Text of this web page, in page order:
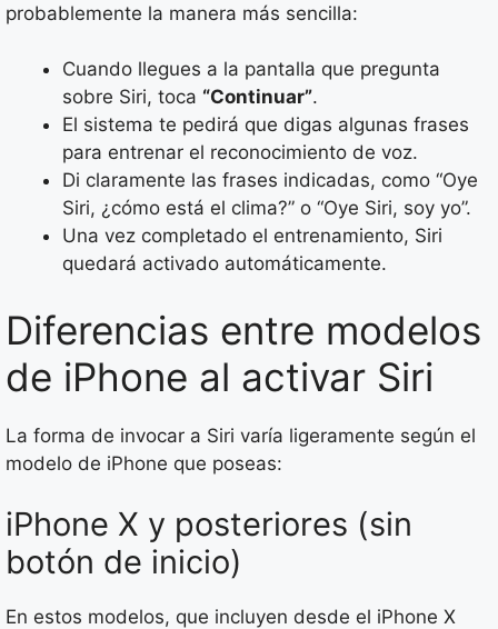
probablemente la manera más sencilla:
Cuando llegues a la pantalla que pregunta
sobre Siri, toca “Continuar”.
El sistema te pedirá que digas algunas frases
para entrenar el reconocimiento de voz.
Di claramente las frases indicadas, como “Oye
Siri, ¿cómo está el clima?” o “Oye Siri, soy yo”.
Una vez completado el entrenamiento, Siri
quedará activado automáticamente.
Diferencias entre modelos
de iPhone al activar Siri
La forma de invocar a Siri varía ligeramente según el
modelo de iPhone que poseas:
iPhone X y posteriores (sin
botón de inicio)
En estos modelos, que incluyen desde el iPhone X